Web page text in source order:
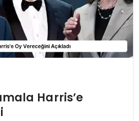
Harris’e